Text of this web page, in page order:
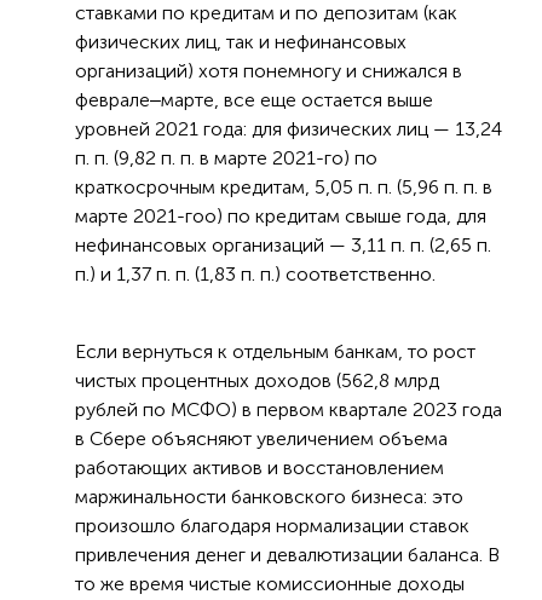
ставками по кредитам и по депозитам (как
физических лиц, так и нефинансовых
организаций) хотя понемногу и снижался в
феврале‒марте, все еще остается выше
уровней 2021 года: для физических лиц — 13,24
п. п. (9,82 п. п. в марте 2021-го) по
краткосрочным кредитам, 5,05 п. п. (5,96 п. п. в
марте 2021-гоо) по кредитам свыше года, для
нефинансовых организаций — 3,11 п. п. (2,65 п.
п.) и 1,37 п. п. (1,83 п. п.) соответственно.
Если вернуться к отдельным банкам, то рост
чистых процентных доходов (562,8 млрд
рублей по МСФО) в первом квартале 2023 года
в Сбере объясняют увеличением объема
работающих активов и восстановлением
маржинальности банковского бизнеса: это
произошло благодаря нормализации ставок
привлечения денег и девалютизации баланса. В
то же время чистые комиссионные доходы